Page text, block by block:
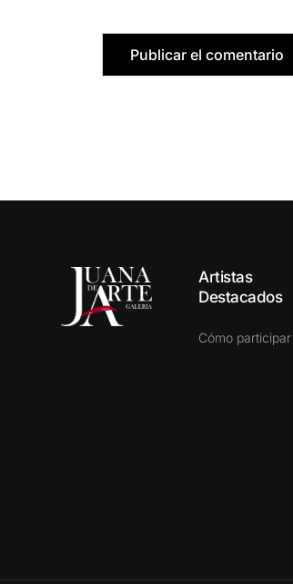
Artistas
Destacados
Cómo participar